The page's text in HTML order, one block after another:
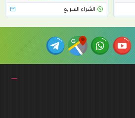
الشراء السريع